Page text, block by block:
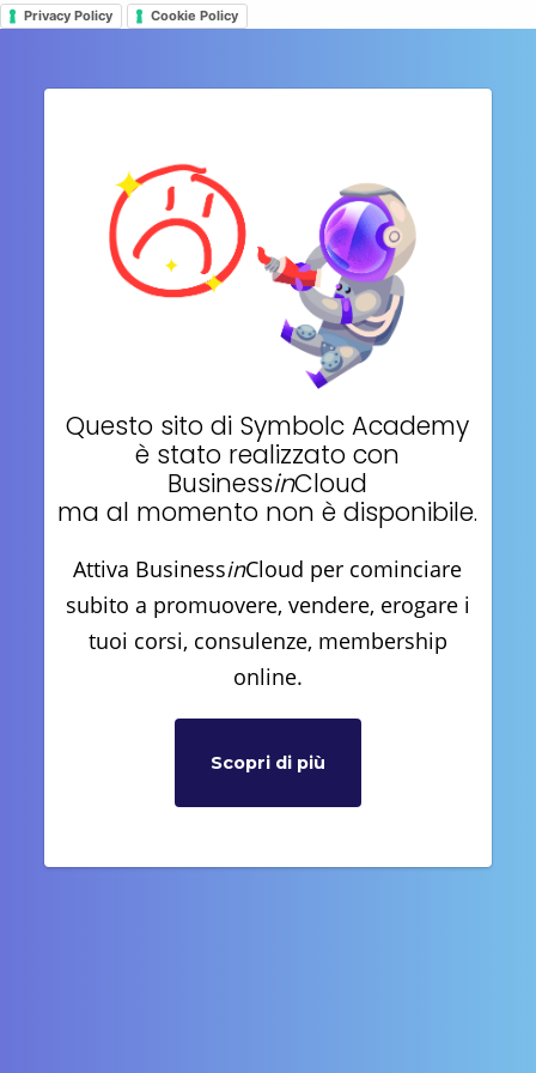
Privacy Policy Cookie Policy
Questo sito di Symbolc Academy
è stato realizzato con
BusinessinCloud
ma al momento non è disponibile.
Attiva BusinessinCloud per cominciare
subito a promuovere, vendere, erogare i
tuoi corsi, consulenze, membership
online.
Scopri di più